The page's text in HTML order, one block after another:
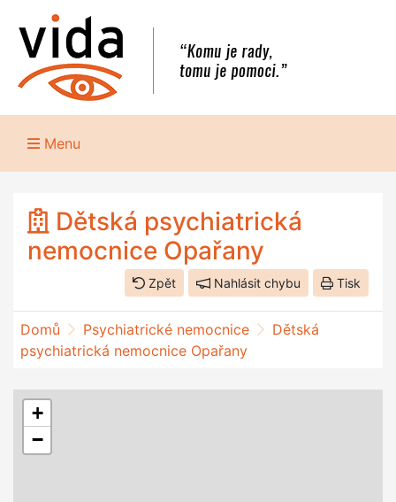
Menu
Dětská psychiatrická
nemocnice Opařany
Zpět Nahlásit chybu Tisk
Domů Psychiatrické nemocnice
Dětská
psychiatrická nemocnice Opařany
+
−